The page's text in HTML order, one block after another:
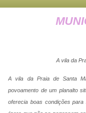
A vila da
A vila da Praia de Santa
povoamento de um planalto
oferecia boas condições para